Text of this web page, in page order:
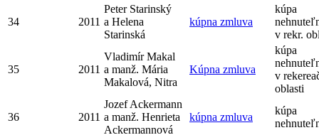
34 2011
Peter Starinský
a Helena
Starinská
kúpna zmluva
kúpa
v rekr.
35 2011
Vladimír Makal
a manž. Mária
Makalová, Nitra
Kúpna zmluva
kúpa
v
oblasti
36 2011
Jozef Ackermann
a manž. Henrieta
Ackermannová
kúpna zmluva
kúpa